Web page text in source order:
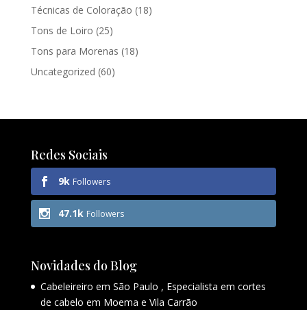
Técnicas de Coloração (18)
Tons de Loiro (25)
Tons para Morenas (18)
Uncategorized (60)
Redes Sociais
9k Followers
47.1k Followers
Novidades do Blog
Cabeleireiro em São Paulo , Especialista em cortes
de cabelo em Moema e Vila Carrão